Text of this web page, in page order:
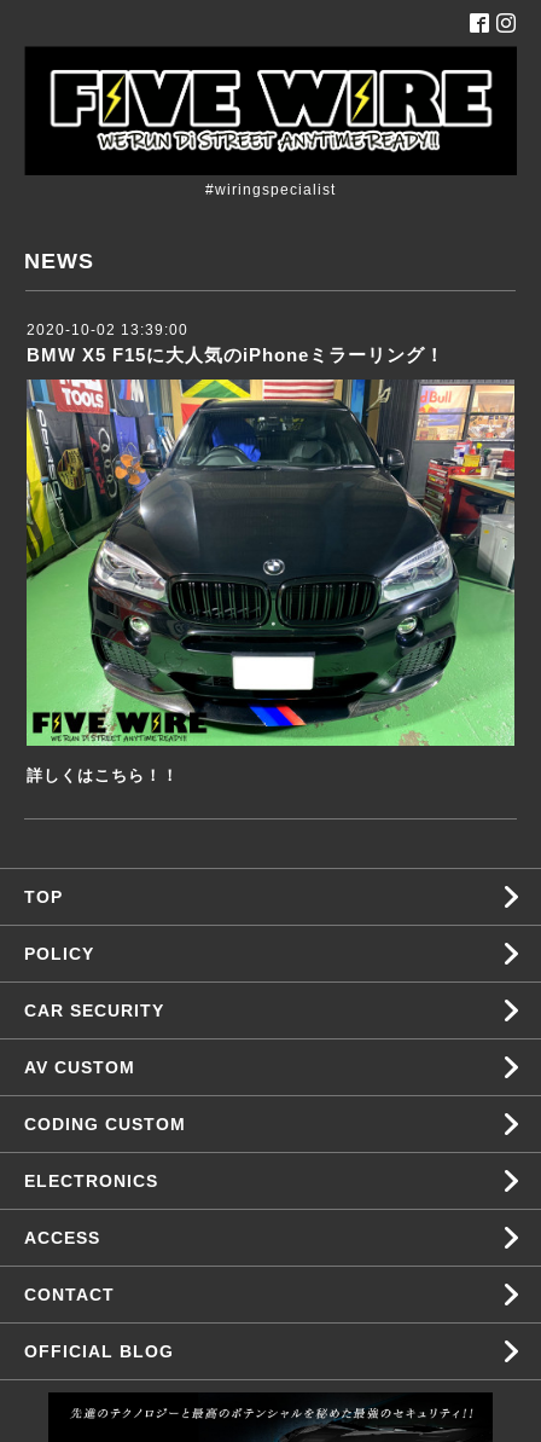
#wiringspecialist
NEWS
2020-10-02 13:39:00
BMW X5 F15に大人気のiPhoneミラーリング！
詳しくはこちら！！
TOP
POLICY
CAR SECURITY
AV CUSTOM
CODING CUSTOM
ELECTRONICS
ACCESS
CONTACT
OFFICIAL BLOG